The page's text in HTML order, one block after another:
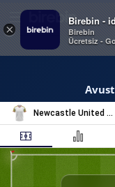
×
Birebin -
Birebin
Ücretsiz -
Newcastle United Jets